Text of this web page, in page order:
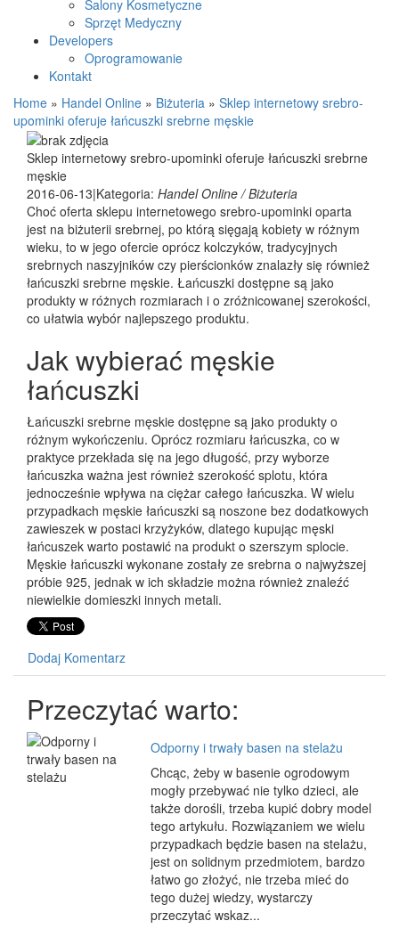
Salony Kosmetyczne
Sprzęt Medyczny
Developers
Oprogramowanie
Kontakt
Home » Handel Online » Biżuteria » Sklep internetowy srebro-
upominki oferuje łańcuszki srebrne męskie
Sklep internetowy srebro-upominki oferuje łańcuszki srebrne
męskie
2016-06-13|Kategoria: Handel Online / Biżuteria
Choć oferta sklepu internetowego srebro-upominki oparta
jest na biżuterii srebrnej, po którą sięgają kobiety w różnym
wieku, to w jego ofercie oprócz kolczyków, tradycyjnych
srebrnych naszyjników czy pierścionków znalazły się również
łańcuszki srebrne męskie. Łańcuszki dostępne są jako
produkty w różnych rozmiarach i o zróżnicowanej szerokości,
co ułatwia wybór najlepszego produktu.
Jak wybierać męskie
łańcuszki
Łańcuszki srebrne męskie dostępne są jako produkty o
różnym wykończeniu. Oprócz rozmiaru łańcuszka, co w
praktyce przekłada się na jego długość, przy wyborze
łańcuszka ważna jest również szerokość splotu, która
jednocześnie wpływa na ciężar całego łańcuszka. W wielu
przypadkach męskie łańcuszki są noszone bez dodatkowych
zawieszek w postaci krzyżyków, dlatego kupując męski
łańcuszek warto postawić na produkt o szerszym splocie.
Męskie łańcuszki wykonane zostały ze srebrna o najwyższej
próbie 925, jednak w ich składzie można również znaleźć
niewielkie domieszki innych metali.
Dodaj Komentarz
Przeczytać warto:
Odporny i trwały basen na stelażu
Chcąc, żeby w basenie ogrodowym
mogły przebywać nie tylko dzieci, ale
także dorośli, trzeba kupić dobry model
tego artykułu. Rozwiązaniem we wielu
przypadkach będzie basen na stelażu,
jest on solidnym przedmiotem, bardzo
łatwo go złożyć, nie trzeba mieć do
tego dużej wiedzy, wystarczy
przeczytać wskaz...